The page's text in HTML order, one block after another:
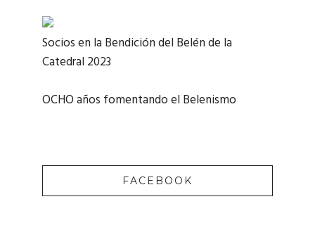
Socios en la Bendición del Belén de la
Catedral 2023
OCHO años fomentando el Belenismo
FACEBOOK